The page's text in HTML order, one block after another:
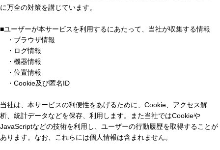
に万全の対策を講じています。
■ユーザーが本サービスを利用するにあたって、当社が収集する情報
・ブラウザ情報
・ログ情報
・機器情報
・位置情報
・Cookie及び匿名ID
当社は、本サービスの利便性をあげるために、Cookie、アクセス解
析、統計データなどを保存、利用します。また当社ではCookieや
JavaScriptなどの技術を利用し、ユーザーの行動履歴を取得することが
あります。なお、これらには個人情報は含まれません。